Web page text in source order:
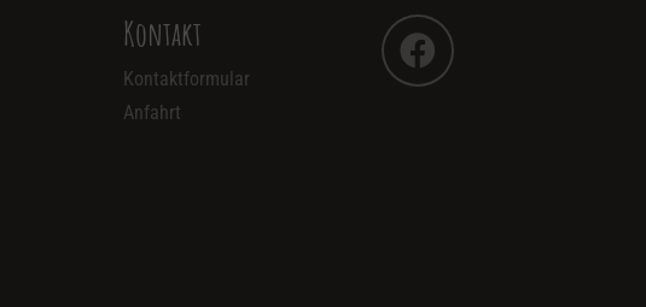
Kontakt
Kontaktformular
Anfahrt